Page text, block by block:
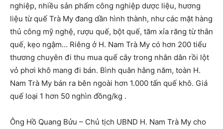
nghiệp, nhiều sản phẩm công nghiệp dược liệu, hương
liệu từ quế Trà My đang dần hình thành, như các mặt hàng
thủ công mỹ nghệ, rượu quế, bột quế, tăm xỉa răng từ thân
quế, kẹo ngậm… Riêng ở H. Nam Trà My có hơn 200 tiểu
thương chuyên đi thu mua quế cây trong nhân dân rồi lột
vỏ phơi khô mang đi bán. Bình quân hằng năm, toàn H.
Nam Trà My bán ra bên ngoài hơn 1.000 tấn quế khô. Giá
quế loại 1 hơn 50 nghìn đồng/kg .
Ông Hồ Quang Bửu – Chủ tịch UBND H. Nam Trà My cho